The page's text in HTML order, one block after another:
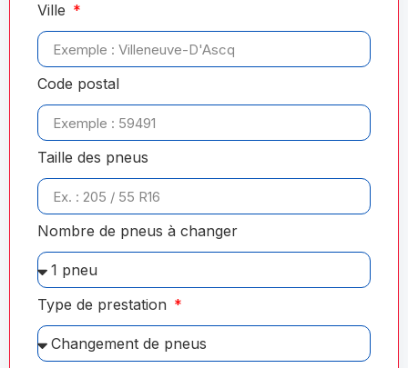
Ville
Code postal
Taille des pneus
Nombre de pneus à changer
Type de prestation